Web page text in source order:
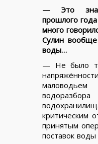
— Это
прошлого
много
Сулин вообще
воды…
— Не было
критическим
принятым
поставок